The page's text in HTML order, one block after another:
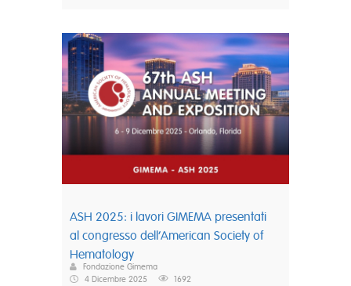
ASH 2025: i lavori GIMEMA presentati
al congresso dell’American Society of
Hematology
Fondazione Gimema
4 Dicembre 2025
1692